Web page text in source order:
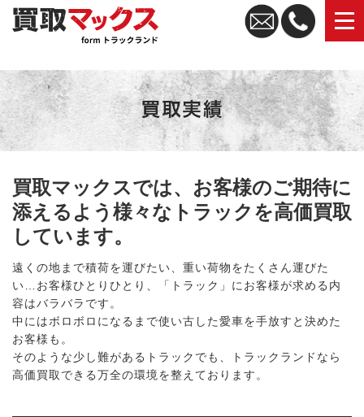
トラック買取なら買取マックス｜全国無料査定・高価買取
買取マックスでは、お客様のご期待に
添えるよう様々なトラックを高価買取
しています。
遠くの地まで積荷を運びたい、重い荷物をたくさん運びた
い…お客様ひとりひとり、「トラック」にお客様が求める内
容はバラバラです。
中にはボロボロになるまで使い古した愛車を手放すと決めた
お客様も。
そのような少し難があるトラックでも、トラックランドなら
高価買取できる万全の環境を整えております。